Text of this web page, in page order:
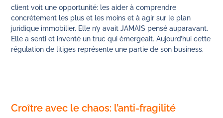
client voit une opportunité: les aider à comprendre
concrètement les plus et les moins et à agir sur le plan
juridique immobilier. Elle n’y avait JAMAIS pensé auparavant.
Elle a senti et inventé un truc qui émergeait. Aujourd’hui cette
régulation de litiges représente une partie de son business.
Croître avec le chaos: l’anti-fragilité